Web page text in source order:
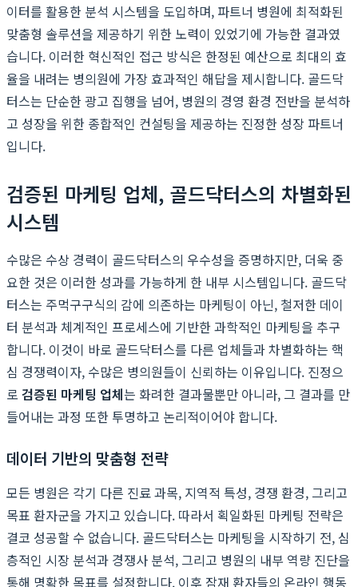
이터를 활용한 분석 시스템을 도입하며, 파트너 병원에 최적화된
맞춤형 솔루션을 제공하기 위한 노력이 있었기에 가능한 결과였
습니다. 이러한 혁신적인 접근 방식은 한정된 예산으로 최대의 효
율을 내려는 병의원에 가장 효과적인 해답을 제시합니다. 골드닥
터스는 단순한 광고 집행을 넘어, 병원의 경영 환경 전반을 분석하
고 성장을 위한 종합적인 컨설팅을 제공하는 진정한 성장 파트너
입니다.
검증된 마케팅 업체, 골드닥터스의 차별화된
시스템
수많은 수상 경력이 골드닥터스의 우수성을 증명하지만, 더욱 중
요한 것은 이러한 성과를 가능하게 한 내부 시스템입니다. 골드닥
터스는 주먹구구식의 감에 의존하는 마케팅이 아닌, 철저한 데이
터 분석과 체계적인 프로세스에 기반한 과학적인 마케팅을 추구
합니다. 이것이 바로 골드닥터스를 다른 업체들과 차별화하는 핵
심 경쟁력이자, 수많은 병의원들이 신뢰하는 이유입니다. 진정으
로 검증된 마케팅 업체는 화려한 결과물뿐만 아니라, 그 결과를 만
들어내는 과정 또한 투명하고 논리적이어야 합니다.
데이터 기반의 맞춤형 전략
모든 병원은 각기 다른 진료 과목, 지역적 특성, 경쟁 환경, 그리고
목표 환자군을 가지고 있습니다. 따라서 획일화된 마케팅 전략은
결코 성공할 수 없습니다. 골드닥터스는 마케팅을 시작하기 전, 심
층적인 시장 분석과 경쟁사 분석, 그리고 병원의 내부 역량 진단을
통해 명확한 목표를 설정합니다. 이후 잠재 환자들의 온라인 행동